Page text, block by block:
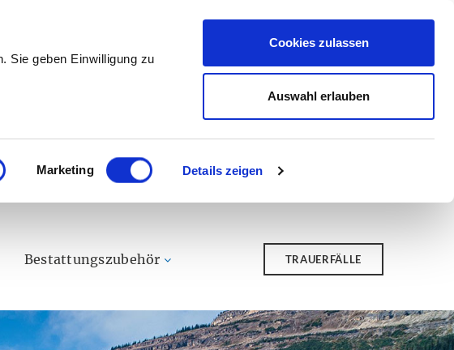
Sie geben Einwilligung zu
Marketing Details zeigen
Cookies zulassen
Auswahl erlauben
Bestattungszubehör TRAUERFÄLLE